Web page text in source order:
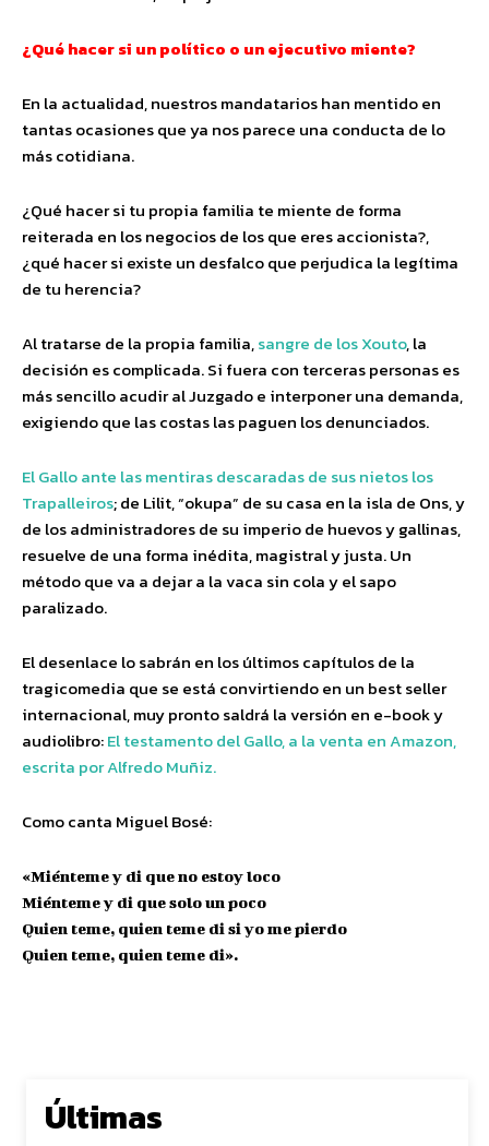
¿Qué hacer si un político o un ejecutivo miente?
En la actualidad, nuestros mandatarios han mentido en
tantas ocasiones que ya nos parece una conducta de lo
más cotidiana.
¿Qué hacer si tu propia familia te miente de forma
reiterada en los negocios de los que eres accionista?,
¿qué hacer si existe un desfalco que perjudica la legítima
de tu herencia?
Al tratarse de la propia familia,sangre de los Xouto, la
decisión es complicada. Si fuera con terceras personas es
más sencillo acudir al Juzgado e interponer una demanda,
exigiendo que las costas las paguen los denunciados.
El Gallo ante las mentiras descaradas de sus nietos los
Trapalleiros; de Lilit, “okupa” de su casa en la isla de Ons, y
de los administradores de su imperio de huevos y gallinas,
resuelve de una forma inédita, magistral y justa. Un
método que va a dejar a la vaca sin cola y el sapo
paralizado.
El desenlace lo sabrán en los últimos capítulos de la
tragicomedia que se está convirtiendo en un best seller
internacional, muy pronto saldrá la versión en e-book y
audiolibro:El testamento del Gallo, a la venta en Amazon,
escrita por Alfredo Muñiz.
Como canta Miguel Bosé:
«Miénteme y di que no estoy loco
Miénteme y di que solo un poco
Quien teme, quien teme di si yo me pierdo
Quien teme, quien teme di».
Últimas